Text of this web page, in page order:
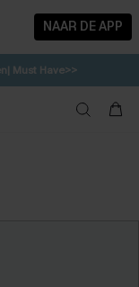
NAAR DE APP
Must Have>>
SW15